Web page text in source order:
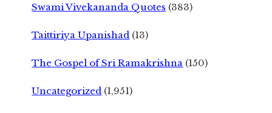
Swami Vivekananda Quotes (383)
Taittiriya Upanishad (13)
The Gospel of Sri Ramakrishna (150)
Uncategorized (1,951)